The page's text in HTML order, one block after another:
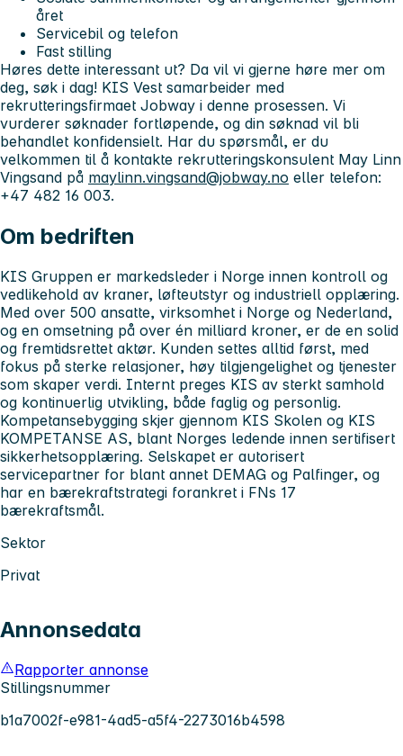
året
Servicebil og telefon
Fast stilling
Høres dette interessant ut? Da vil vi gjerne høre mer om
deg, søk i dag! KIS Vest samarbeider med
rekrutteringsfirmaet Jobway i denne prosessen. Vi
vurderer søknader fortløpende, og din søknad vil bli
behandlet konfidensielt. Har du spørsmål, er du
velkommen til å kontakte rekrutteringskonsulent May Linn
Vingsand på maylinn.vingsand@jobway.no eller telefon:
+47 482 16 003.
Om bedriften
KIS Gruppen er markedsleder i Norge innen kontroll og
vedlikehold av kraner, løfteutstyr og industriell opplæring.
Med over 500 ansatte, virksomhet i Norge og Nederland,
og en omsetning på over én milliard kroner, er de en solid
og fremtidsrettet aktør. Kunden settes alltid først, med
fokus på sterke relasjoner, høy tilgjengelighet og tjenester
som skaper verdi. Internt preges KIS av sterkt samhold
og kontinuerlig utvikling, både faglig og personlig.
Kompetansebygging skjer gjennom KIS Skolen og KIS
KOMPETANSE AS, blant Norges ledende innen sertifisert
sikkerhetsopplæring. Selskapet er autorisert
servicepartner for blant annet DEMAG og Palfinger, og
har en bærekraftstrategi forankret i FNs 17
bærekraftsmål.
Sektor
Privat
Annonsedata
Rapporter annonse
Stillingsnummer
b1a7002f-e981-4ad5-a5f4-2273016b4598